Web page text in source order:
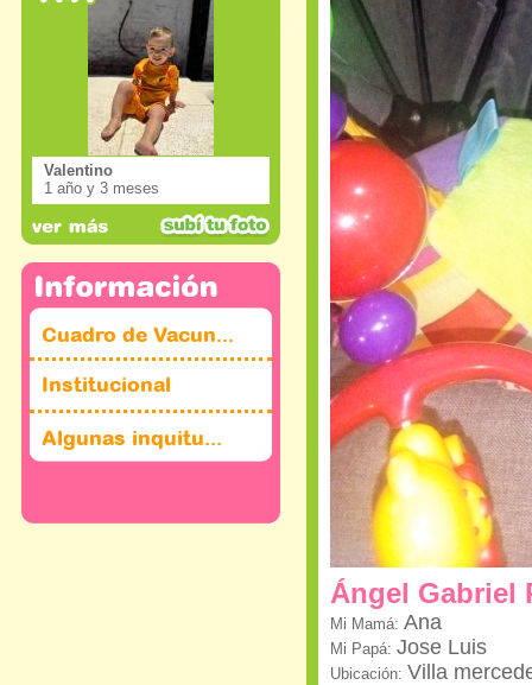
Valentino
1 año y 3 meses
Cuadro de Vacun...
Institucional
Algunas inquitu...
Ángel Gabriel
Mi Mamá: Ana
Mi Papá: Jose Luis
Ubicación: Villa